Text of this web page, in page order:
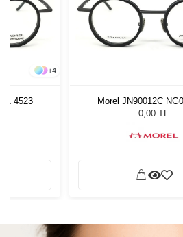
+4
4523
Morel JN90012C
0,00 TL